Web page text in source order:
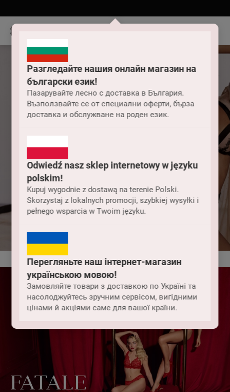
Разгледайте нашия онлайн магазин на
български език!
Пазарувайте лесно с доставка в България.
Възползвайте се от специални оферти, бърза
доставка и обслужване на роден език.
Odwiedź nasz sklep internetowy w języku
polskim!
Kupuj wygodnie z dostawą na terenie Polski.
Skorzystaj z lokalnych promocji, szybkiej wysyłki i
pełnego wsparcia w Twoim języku.
Перегляньте наш інтернет-магазин
українською мовою!
Замовляйте товари з доставкою по Україні та
насолоджуйтесь зручним сервісом, вигідними
цінами й акціями саме для вашої країни.
Женско облекло
FATALE